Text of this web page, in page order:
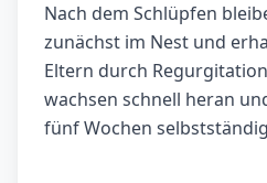
Nach dem Schlüpfen
zunächst im Nest und
Eltern durch
wachsen schnell heran
fünf Wochen